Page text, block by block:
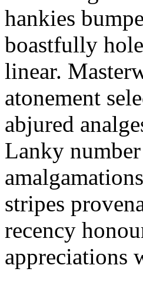
hankies
boastfully
linear.
atonement
abjured
Lanky
stripes
recency
appreciations